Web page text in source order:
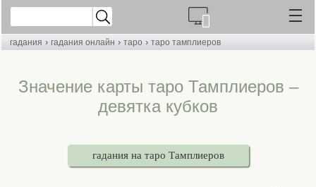
гадания › гадания онлайн › таро › таро тамплиеров
Значение карты таро Тамплиеров –
девятка кубков
гадания на таро Тамплиеров